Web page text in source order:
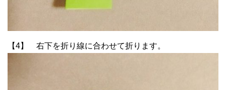
【4】 右下を折り線に合わせて折ります。